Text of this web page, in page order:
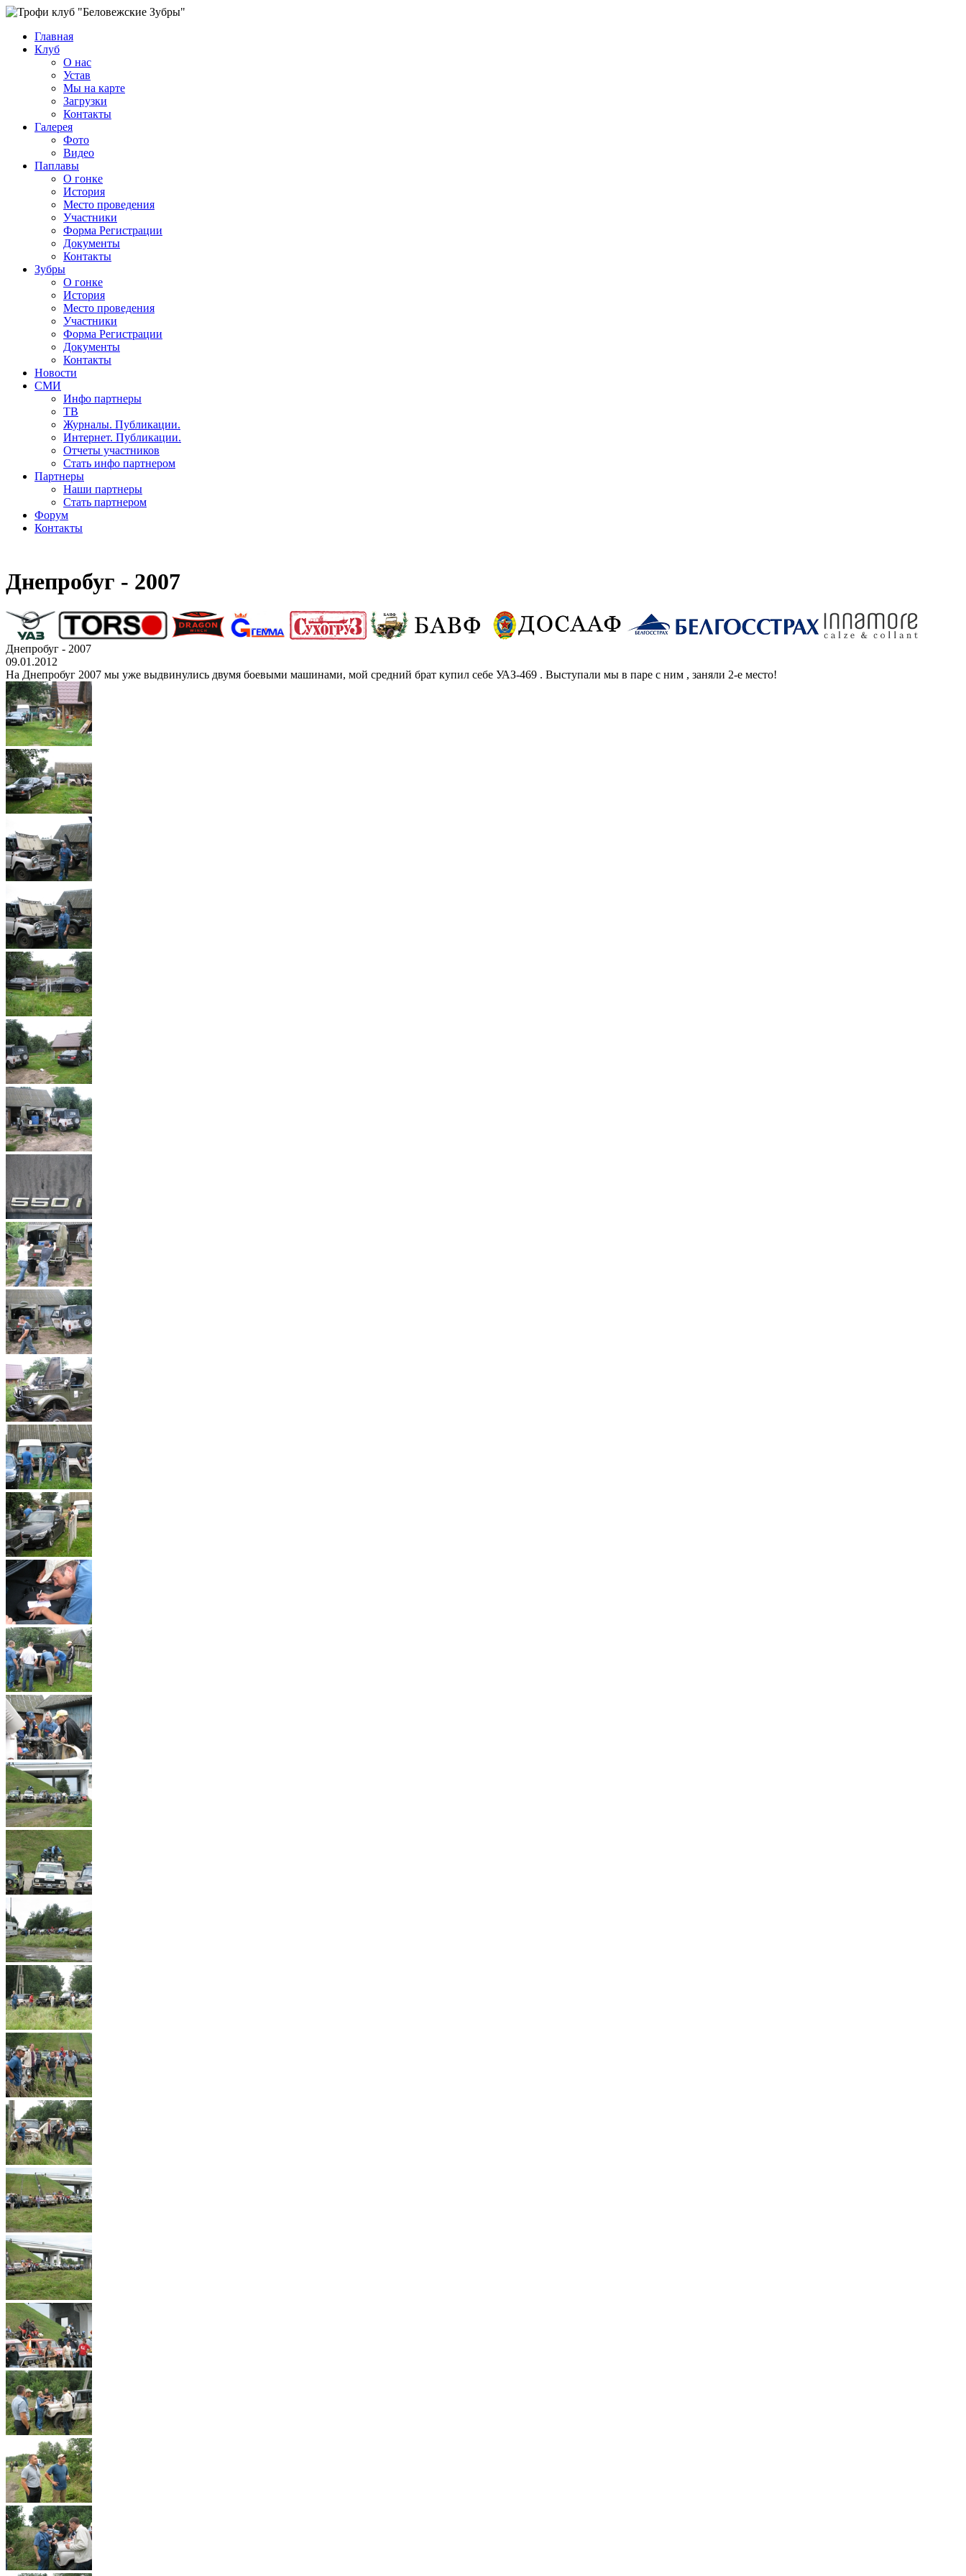
Главная
Клуб
О нас
Устав
Мы на карте
Загрузки
Контакты
Галерея
Фото
Видео
Паплавы
О гонке
История
Место проведения
Участники
Форма Регистрации
Документы
Контакты
Зубры
О гонке
История
Место проведения
Участники
Форма Регистрации
Документы
Контакты
Новости
СМИ
Инфо партнеры
ТВ
Журналы. Публикации.
Интернет. Публикации.
Отчеты участников
Стать инфо партнером
Партнеры
Наши партнеры
Стать партнером
Форум
Контакты
Днепробуг - 2007
Днепробуг - 2007
09.01.2012
На Днепробуг 2007 мы уже выдвинулись двумя боевыми машинами, мой средний брат купил себе УАЗ-469 . Выступали мы в паре с ним , заняли 2-е место!